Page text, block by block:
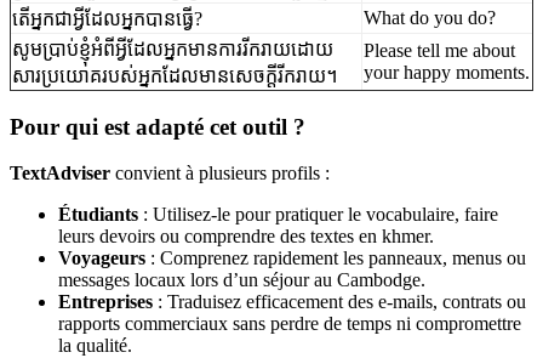
តើ​អ្នក​ជា​អ្វី​ដែល​អ្នក​បាន​ធ្វើ?
What do you do?
សូម​ប្រាប់​ខ្ញុំ​អំពី​អ្វី​ដែល​អ្នក​មាន​ការ​រីករាយ​ដោយ​
សារ​ប្រយោគ​របស់​អ្នក​ដែល​មាន​សេចក្ដី​រីករាយ​។
Please tell me about
your happy moments.
Pour qui est adapté cet outil ?
TextAdviser convient à plusieurs profils :
Étudiants : Utilisez-le pour pratiquer le vocabulaire, faire
leurs devoirs ou comprendre des textes en khmer.
Voyageurs : Comprenez rapidement les panneaux, menus ou
messages locaux lors d’un séjour au Cambodge.
Entreprises : Traduisez efficacement des e-mails, contrats ou
rapports commerciaux sans perdre de temps ni compromettre
la qualité.